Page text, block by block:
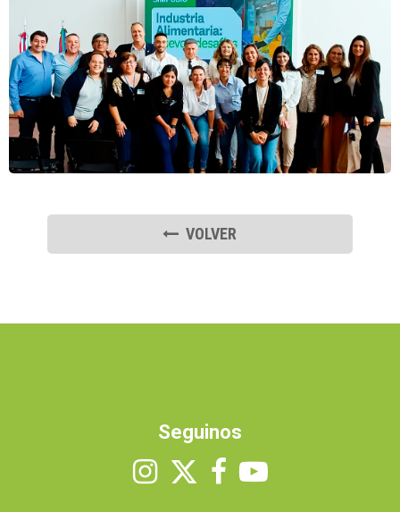
VOLVER
Seguinos